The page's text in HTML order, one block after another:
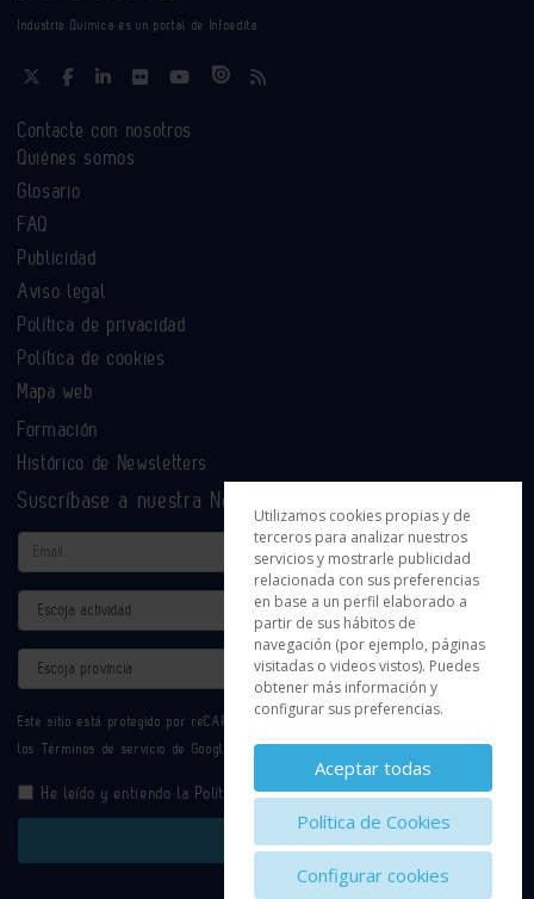
Industria Química es un portal de Infoedita
Contacte con nosotros
Quiénes somos
Glosario
FAQ
Publicidad
Aviso legal
Política de privacidad
Política de cookies
Mapa web
Formación
Histórico de Newsletters
Suscríbase a nuestra Newsletter
Email
Actividad
Provincia
Este sitio está protegido por reCAPTCHA y se aplican la
los Términos de servicio de Google.
He leído y entiendo la Política de Privacidad
Enviar
Utilizamos cookies propias y de
terceros para analizar nuestros
servicios y mostrarle publicidad
relacionada con sus preferencias
en base a un perfil elaborado a
partir de sus hábitos de
navegación (por ejemplo, páginas
visitadas o videos vistos). Puedes
obtener más información y
configurar sus preferencias.
Aceptar todas
Política de Cookies
Configurar cookies